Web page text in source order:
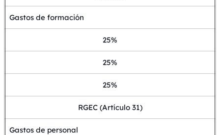
Gastos de formación
25%
25%
25%
RGEC (Artículo 31)
Gastos de personal